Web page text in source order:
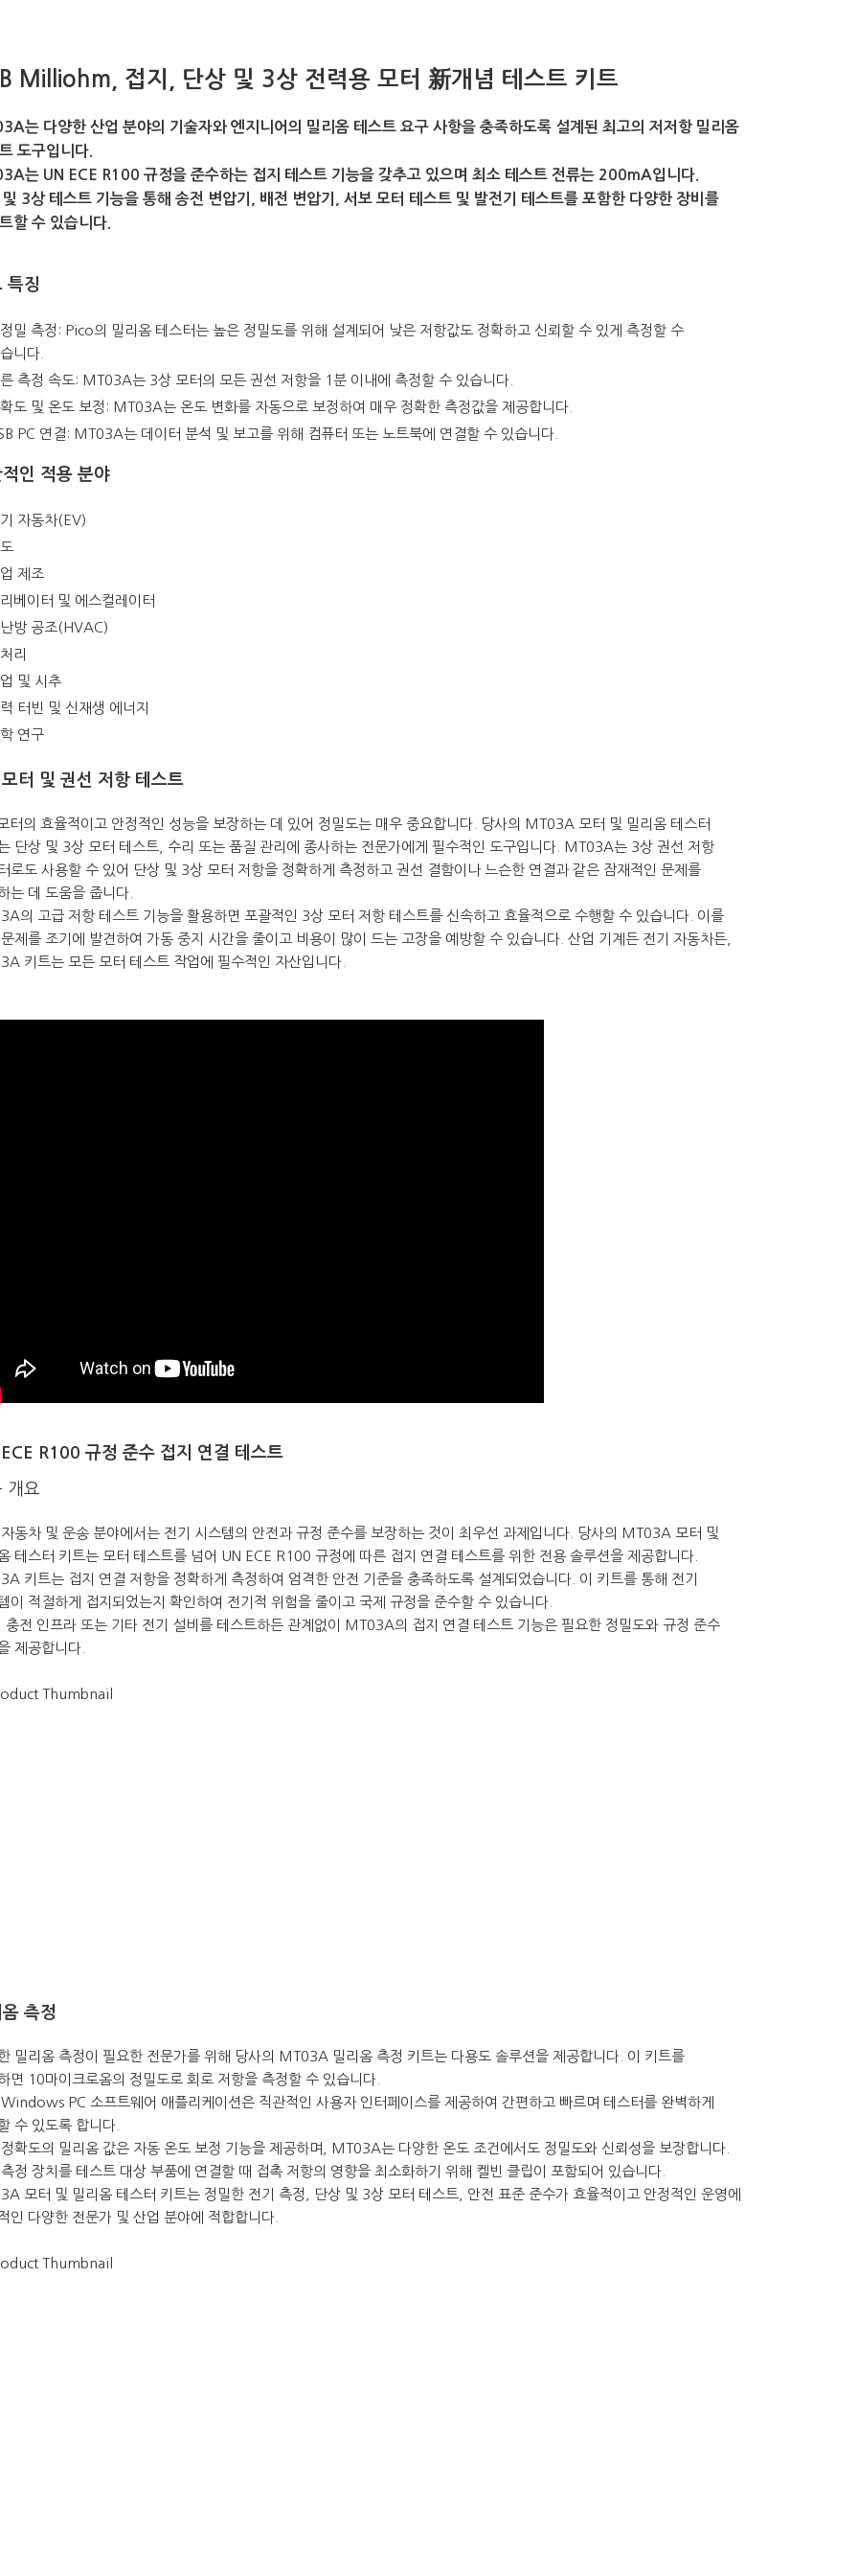
Milliohm, 접지, 단상 및 3상 전력용 모터 新개념 테스트 키트
는 다양한 산업 분야의 기술자와 엔지니어의 밀리옴 테스트 요구 사항을 충족하도록 설계된 최고의 저저항 밀리옴
도구입니다.
는 UN ECE R100 규정을 준수하는 접지 테스트 기능을 갖추고 있으며 최소 테스트 전류는 200mA입니다.
및 3상 테스트 기능을 통해 송전 변압기, 배전 변압기, 서보 모터 테스트 및 발전기 테스트를 포함한 다양한 장비를
할 수 있습니다.
특징
밀 측정: Pico의 밀리옴 테스터는 높은 정밀도를 위해 설계되어 낮은 저항값도 정확하고 신뢰할 수 있게 측정할 수
니다.
측정 속도: MT03A는 3상 모터의 모든 권선 저항을 1분 이내에 측정할 수 있습니다.
도 및 온도 보정: MT03A는 온도 변화를 자동으로 보정하여 매우 정확한 측정값을 제공합니다.
PC 연결: MT03A는 데이터 분석 및 보고를 위해 컴퓨터 또는 노트북에 연결할 수 있습니다.
적인 적용 분야
자동차(EV)
제조
베이터 및 에스컬레이터
방 공조(HVAC)
리
및 시추
터빈 및 신재생 에너지
연구
터 및 권선 저항 테스트
터의 효율적이고 안정적인 성능을 보장하는 데 있어 정밀도는 매우 중요합니다. 당사의 MT03A 모터 및 밀리옴 테스터
단상 및 3상 모터 테스트, 수리 또는 품질 관리에 종사하는 전문가에게 필수적인 도구입니다. MT03A는 3상 권선 저항
로도 사용할 수 있어 단상 및 3상 모터 저항을 정확하게 측정하고 권선 결함이나 느슨한 연결과 같은 잠재적인 문제를
는 데 도움을 줍니다.
의 고급 저항 테스트 기능을 활용하면 포괄적인 3상 모터 저항 테스트를 신속하고 효율적으로 수행할 수 있습니다. 이를
제를 조기에 발견하여 가동 중지 시간을 줄이고 비용이 많이 드는 고장을 예방할 수 있습니다. 산업 기계든 전기 자동차든,
키트는 모든 모터 테스트 작업에 필수적인 자산입니다.
R100 규정 준수 접지 연결 테스트
개요
동차 및 운송 분야에서는 전기 시스템의 안전과 규정 준수를 보장하는 것이 최우선 과제입니다. 당사의 MT03A 모터 및
테스터 키트는 모터 테스트를 넘어 UN ECE R100 규정에 따른 접지 연결 테스트를 위한 전용 솔루션을 제공합니다.
키트는 접지 연결 저항을 정확하게 측정하여 엄격한 안전 기준을 충족하도록 설계되었습니다. 이 키트를 통해 전기
이 적절하게 접지되었는지 확인하여 전기적 위험을 줄이고 국제 규정을 준수할 수 있습니다.
충전 인프라 또는 기타 전기 설비를 테스트하든 관계없이 MT03A의 접지 연결 테스트 기능은 필요한 정밀도와 규정 준수
제공합니다.
옴 측정
밀리옴 측정이 필요한 전문가를 위해 당사의 MT03A 밀리옴 측정 키트는 다용도 솔루션을 제공합니다. 이 키트를
면 10마이크로옴의 정밀도로 회로 저항을 측정할 수 있습니다.
PC 소프트웨어 애플리케이션은 직관적인 사용자 인터페이스를 제공하여 간편하고 빠르며 테스터를 완벽하게
수 있도록 합니다.
확도의 밀리옴 값은 자동 온도 보정 기능을 제공하며, MT03A는 다양한 온도 조건에서도 정밀도와 신뢰성을 보장합니다.
정 장치를 테스트 대상 부품에 연결할 때 접촉 저항의 영향을 최소화하기 위해 켈빈 클립이 포함되어 있습니다.
모터 및 밀리옴 테스터 키트는 정밀한 전기 측정, 단상 및 3상 모터 테스트, 안전 표준 준수가 효율적이고 안정적인 운영에
인 다양한 전문가 및 산업 분야에 적합합니다.